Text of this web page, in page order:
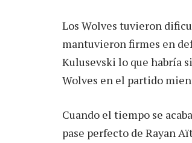
Los Wolves tuvieron
mantuvieron firmes en
Kulusevski lo que habría
Wolves en el partido
Cuando el tiempo se
pase perfecto de Rayan